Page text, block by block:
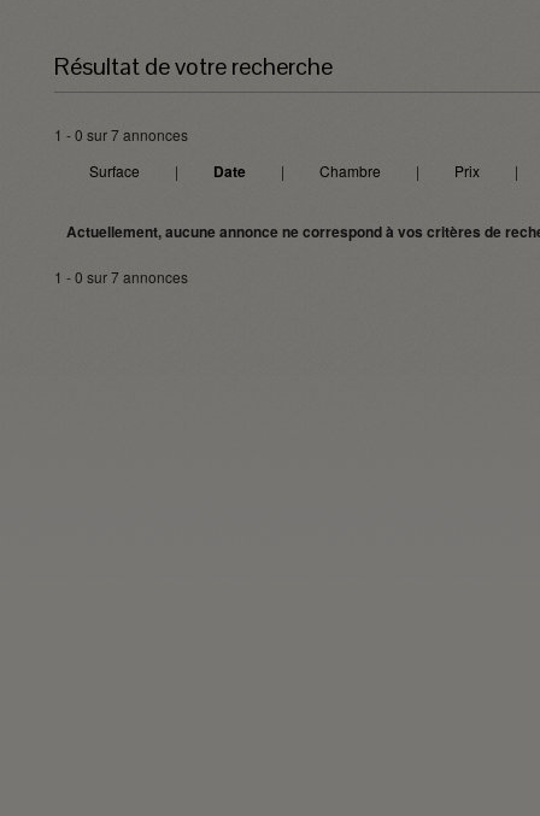
Résultat de votre recherche
1 - 0 sur 7 annonces
Surface
| Date | Chambre | Prix |
Actuellement, aucune annonce ne correspond à vos critères de
1 - 0 sur 7 annonces